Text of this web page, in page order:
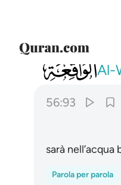
056Al-
56:93
sarà nell’acqua
Parola per parola